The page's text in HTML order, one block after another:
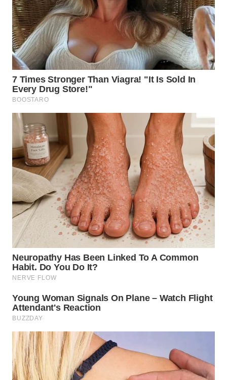
WN
MAJALENGKA
WN
SUBANG
WN
WN
PURWAKARTA
WN
PRIANGAN
TIMUR
WN
SEMARANG
WN
SOLO
WN
BOROBUDUR
WN
MADURA
WN